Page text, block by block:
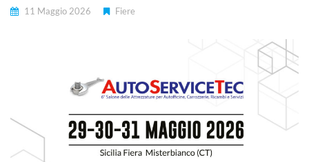
11 Maggio 2026 Fiere